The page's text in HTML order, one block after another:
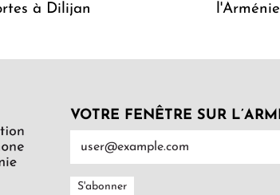
à Dilijan
VOTRE FENÊTRE SUR